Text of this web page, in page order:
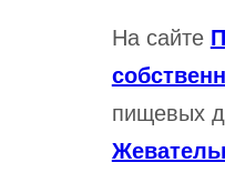
На сайте
пищевых